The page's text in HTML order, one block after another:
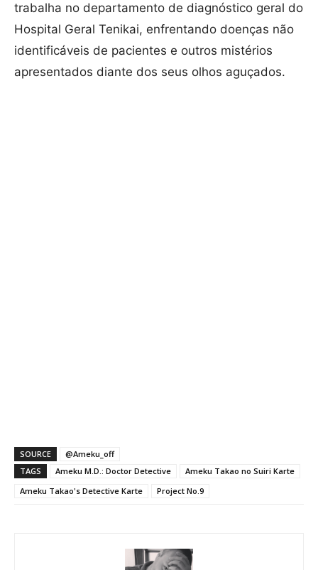
trabalha no departamento de diagnóstico geral do
Hospital Geral Tenikai, enfrentando doenças não
identificáveis ​​de pacientes e outros mistérios
apresentados diante dos seus olhos aguçados.
SOURCE
@Ameku_off
TAGS
Ameku M.D.: Doctor Detective
Ameku Takao no Suiri Karte
Ameku Takao's Detective Karte
Project No.9